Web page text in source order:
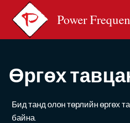
content
Power
Өргөх
Бид танд олон төрлийн өргөх
байна.